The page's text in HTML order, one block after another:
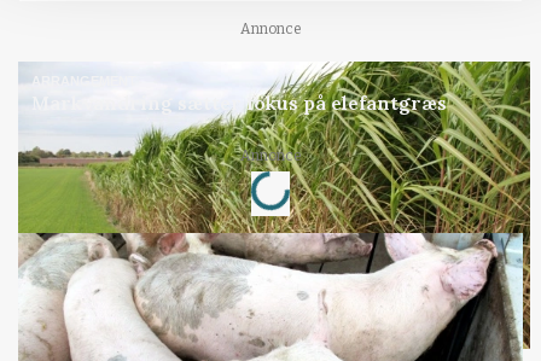
Annonce
ARRANGEMENT
Markvandring sætter fokus på elefantgræs
Annonce
Loading...